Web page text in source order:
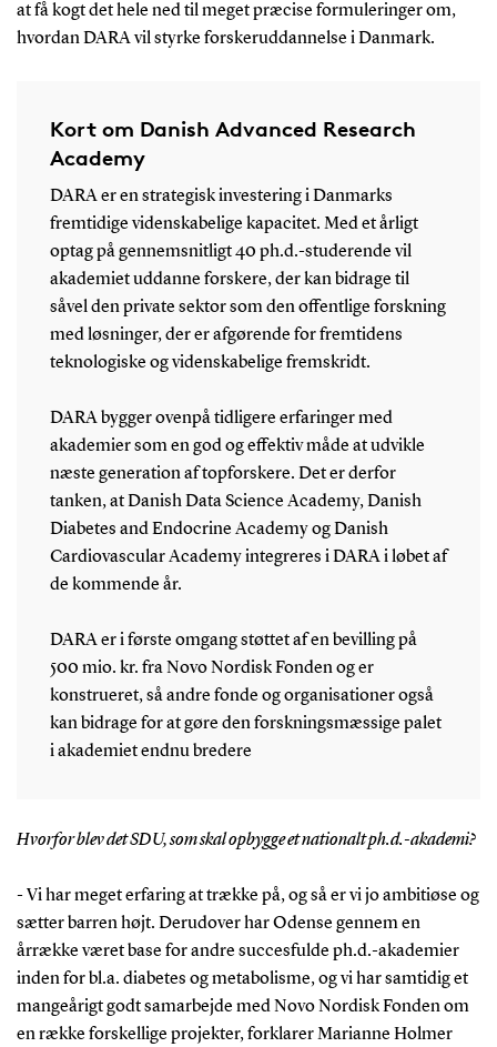
at få kogt det hele ned til meget præcise formuleringer om,
hvordan DARA vil styrke forskeruddannelse i Danmark.
Kort om Danish Advanced Research
Academy
DARA er en strategisk investering i Danmarks
fremtidige videnskabelige kapacitet. Med et årligt
optag på gennemsnitligt 40 ph.d.-studerende vil
akademiet uddanne forskere, der kan bidrage til
såvel den private sektor som den offentlige forskning
med løsninger, der er afgørende for fremtidens
teknologiske og videnskabelige fremskridt.
DARA bygger ovenpå tidligere erfaringer med
akademier som en god og effektiv måde at udvikle
næste generation af topforskere. Det er derfor
tanken, at Danish Data Science Academy, Danish
Diabetes and Endocrine Academy og Danish
Cardiovascular Academy integreres i DARA i løbet af
de kommende år.
DARA er i første omgang støttet af en bevilling på
500 mio. kr. fra Novo Nordisk Fonden og er
konstrueret, så andre fonde og organisationer også
kan bidrage for at gøre den forskningsmæssige palet
i akademiet endnu bredere
Hvorfor blev det SDU, som skal opbygge et nationalt ph.d.-akademi?
- Vi har meget erfaring at trække på, og så er vi jo ambitiøse og
sætter barren højt. Derudover har Odense gennem en
årrække været base for andre succesfulde ph.d.-akademier
inden for bl.a. diabetes og metabolisme, og vi har samtidig et
mangeårigt godt samarbejde med Novo Nordisk Fonden om
en række forskellige projekter, forklarer Marianne Holmer